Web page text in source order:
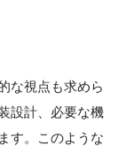
な視点も求めら
設計、必要な機
す。このような